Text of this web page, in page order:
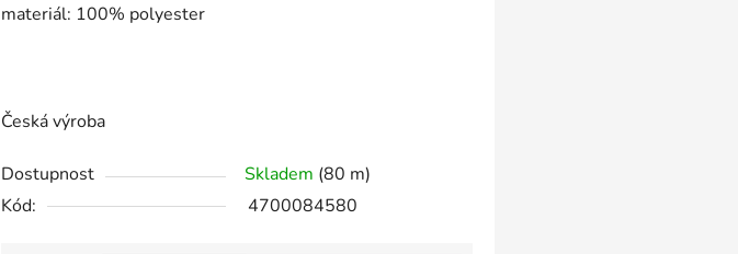
materiál: 100% polyester
Česká výroba
Dostupnost Skladem (80 m)
Kód:
4700084580